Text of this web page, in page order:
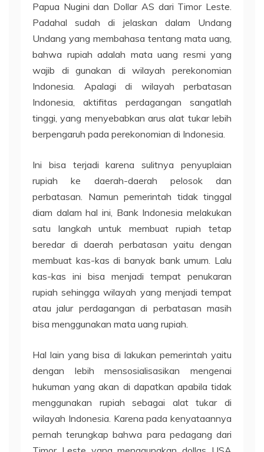
Papua Nugini dan Dollar AS dari Timor Leste.
Padahal sudah di jelaskan dalam Undang
Undang yang membahasa tentang mata uang,
bahwa rupiah adalah mata uang resmi yang
wajib di gunakan di wilayah perekonomian
Indonesia. Apalagi di wilayah perbatasan
Indonesia, aktifitas perdagangan sangatlah
tinggi, yang menyebabkan arus alat tukar lebih
berpengaruh pada perekonomian di Indonesia.
Ini bisa terjadi karena sulitnya penyuplaian
rupiah ke daerah-daerah pelosok dan
perbatasan. Namun pemerintah tidak tinggal
diam dalam hal ini, Bank Indonesia melakukan
satu langkah untuk membuat rupiah tetap
beredar di daerah perbatasan yaitu dengan
membuat kas-kas di banyak bank umum. Lalu
kas-kas ini bisa menjadi tempat penukaran
rupiah sehingga wilayah yang menjadi tempat
atau jalur perdagangan di perbatasan masih
bisa menggunakan mata uang rupiah.
Hal lain yang bisa di lakukan pemerintah yaitu
dengan lebih mensosialisasikan mengenai
hukuman yang akan di dapatkan apabila tidak
menggunakan rupiah sebagai alat tukar di
wilayah Indonesia. Karena pada kenyataannya
pernah terungkap bahwa para pedagang dari